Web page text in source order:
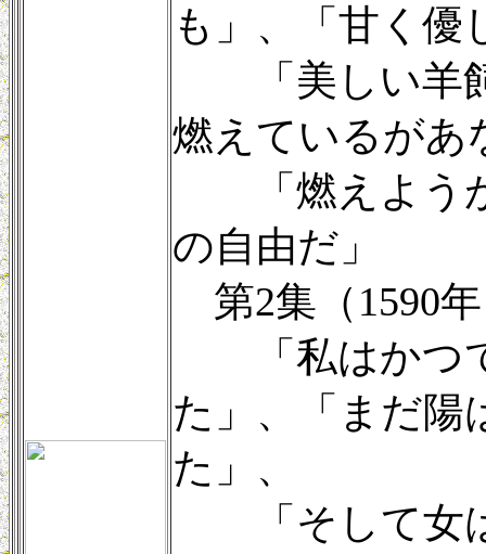
も」、「甘く優
「美しい羊飼
燃えているがあ
「燃えよう
の自由だ」
第2集（1590
「私はかつ
た」、「まだ陽
た」、
「そして女